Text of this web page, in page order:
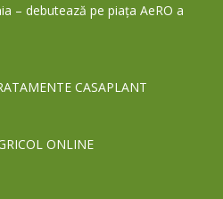
– debutează pe piața AeRO a
CASAPLANT
ONLINE